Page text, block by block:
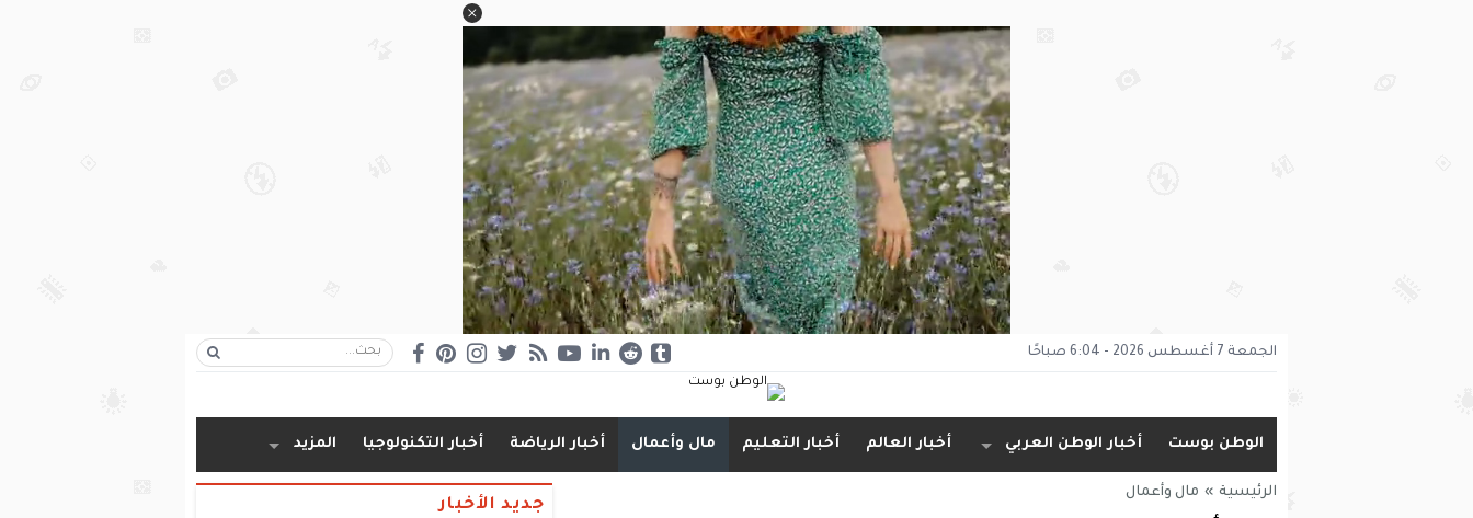
الجمعة 7 أغسطس 2026 - 6:04 صباحًا
الوطن بوست أخبار الوطن العربي أخبار العالم أخبار التعليم مال وأعمال أخبار الرياضة أخبار التكنولوجيا المزيد
الرئيسية » مال وأعمال
جديد الأخبار